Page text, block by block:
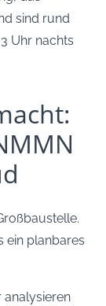
sind rund
Uhr nachts
ein planbares
analysieren